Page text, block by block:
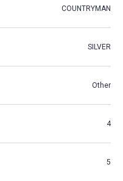
COUNTRYMAN
SILVER
Other
4
5